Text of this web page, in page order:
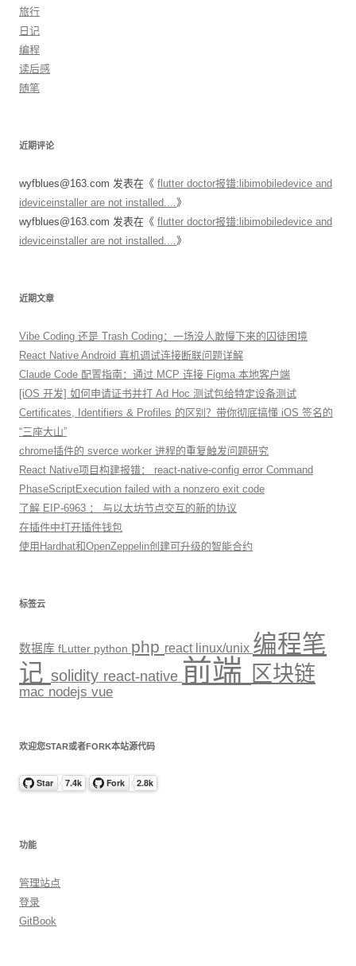
旅行
日记
编程
读后感
随笔
近期评论
wyfblues@163.com 发表在《 flutter doctor报错:libimobiledevice and
ideviceinstaller are not installed....》
wyfblues@163.com 发表在《 flutter doctor报错:libimobiledevice and
ideviceinstaller are not installed....》
近期文章
Vibe Coding 还是 Trash Coding：一场没人敢慢下来的囚徒困境
React Native Android 真机调试连接断联问题详解
Claude Code 配置指南：通过 MCP 连接 Figma 本地客户端
[iOS 开发] 如何申请证书并打 Ad Hoc 测试包给特定设备测试
Certificates, Identifiers & Profiles 的区别？带你彻底搞懂 iOS 签名的
“三座大山”
chrome插件的 sverce worker 进程的重复触发问题研究
React Native项目构建报错： react-native-config error Command
PhaseScriptExecution failed with a nonzero exit code
了解 EIP-6963 ： 与以太坊节点交互的新的协议
在插件中打开插件钱包
使用Hardhat和OpenZeppelin创建可升级的智能合约
标签云
数据库 fLutter python php react linux/unix 编程笔
记 solidity react-native 前端 区块链
mac nodejs vue
欢迎您STAR或者FORK本站源代码
功能
管理站点
登录
GitBook